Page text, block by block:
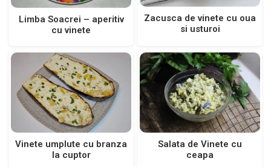
Limba Soacrei – aperitiv
cu vinete
Zacusca de vinete cu oua
si usturoi
Vinete umplute cu branza
la cuptor
Salata de Vinete cu
ceapa